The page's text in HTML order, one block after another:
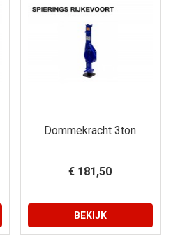
Dommekracht 3ton
€ 181,50
BEKIJK